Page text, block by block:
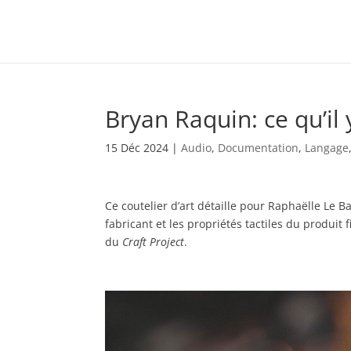
Bryan Raquin: ce
15 Déc 2024 |Audio, Documentation, Langage
Ce coutelier d’art détaille pour Raphaëlle Le
fabricant et les propriétés tactiles du produit
du Craft Project.